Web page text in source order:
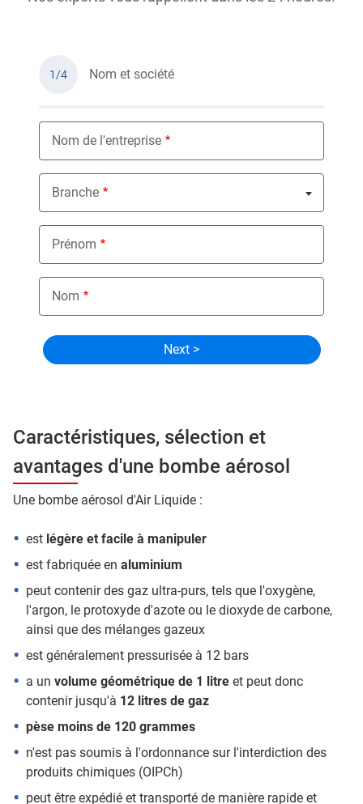
Caractéristiques, sélection et
avantages d'une bombe aérosol
Une bombe aérosol d'Air Liquide :
est légère et facile à manipuler
est fabriquée en aluminium
peut contenir des gaz ultra-purs, tels que l'oxygène,
l'argon, le protoxyde d'azote ou le dioxyde de carbone,
ainsi que des mélanges gazeux
est généralement pressurisée à 12 bars
a un volume géométrique de 1 litre et peut donc
contenir jusqu'à 12 litres de gaz
pèse moins de 120 grammes
n'est pas soumis à l'ordonnance sur l'interdiction des
produits chimiques (OIPCh)
peut être expédié et transporté de manière rapide et
1/4 Nom et société
Nom de l'entreprise
Branche
Nothing selected
Prénom
Nom